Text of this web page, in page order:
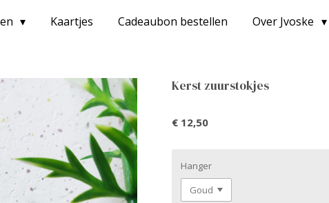
Kaartjes Cadeaubon bestellen Over Jvoske
Kerst zuurstokjes
€ 12,50
Hanger